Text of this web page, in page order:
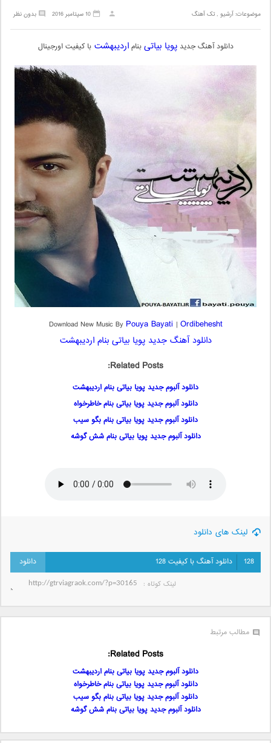
موضوعات:آرشیو ,تک آهنگ بدون نظر 10 سپتامبر 2016
دانلود آهنگ جدیدپویا بیاتیبناماردیبهشتبا کیفیت اورجینال
Download New Music By Pouya Bayati | Ordibehesht
دانلود آهنگ جدید پویا بیاتی بنام اردیبهشت
Related Posts:
دانلود آلبوم جدید پویا بیاتی بنام اردیبهشت
دانلود آلبوم جدید پویا بیاتی بنام خاطرخواه
دانلود آلبوم جدید پویا بیاتی بنام بگو سیب
دانلود آلبوم جدید پویا بیاتی بنام شش گوشه
لینک های دانلود
128 دانلود آهنگ با کیفیت 128
لینک کوتاه‌ :
مطالب مرتبط
Related Posts:
دانلود آلبوم جدید پویا بیاتی بنام اردیبهشت
دانلود آلبوم جدید پویا بیاتی بنام خاطرخواه
دانلود آلبوم جدید پویا بیاتی بنام بگو سیب
دانلود آلبوم جدید پویا بیاتی بنام شش گوشه